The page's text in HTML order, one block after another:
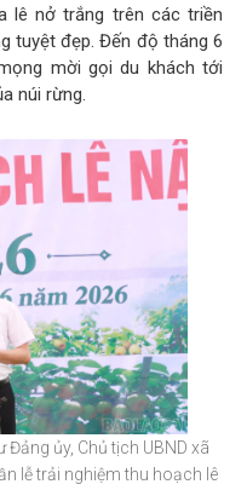
lê nở trắng trên các triền
tuyệt đẹp. Đến độ tháng 6
mời gọi du khách tới
núi rừng.
Đảng ủy, Chủ tịch UBND xã
lễ trải nghiệm thu hoạch lê